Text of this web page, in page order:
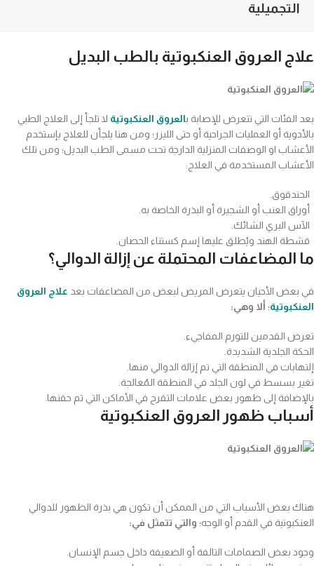
التجميلية
علاج العروق العنكبوتية بالطب البديل
بعد الفئات التي تتعرض للإصابة بالعروق العنكبوتية لا تلجأ إلى العلاج الطبي
بالأدوية أو العمليات الجراحية أو حتى الليزر؛ ومن هنا يلجأن للعلاج بإستخدم
الأعشاب او الوصفات المنزلية الدارجة تحت مسمى الطب البديل؛ ومن تلك
الأعشاب المستخدمة في العلاج:
الحندقوق.
أوراق العنب أو الشجيرة أو البذرة الخاصة به.
الآس البري الشائك.
قشطة الهند ويُطلق عليها إسم كستناء الحصان.
ما المضاعفات المحتملة عن إزالة الدوالي؟
في بعض الأحيان يتعرض المريض لبعض من المضاعفات بعد علاج العروق
العنكبوتية؛ ألا وهي:
تعرض القدمين للتورم المفاجيء.
الحكة الجلدية الشديدة.
إلتهابات في المنطقة التي تم إزالة الدوالي منها.
تغير بسسط في لون الجلد في المنطقة المُعالجة.
بالإضافة إلى ظهور بعض علامات التقرح في الأماكن التي تم حقنها.
أسباب ظهور العروق العنكبوتية
هناك بعض الأسباب التي من الممكن أن تكون هي بذرة الظهور للدوالي
العنكبوتية في القدم أو الوجه؛ والتي تتمثل في:
وجود بعض الصمامات التالفة أو الضعيفة داخل جسم الإنسان.